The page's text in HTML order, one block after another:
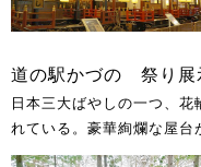
道の駅かづの 祭り展
日本三大ばやしの一つ、
れている。豪華絢爛な屋台